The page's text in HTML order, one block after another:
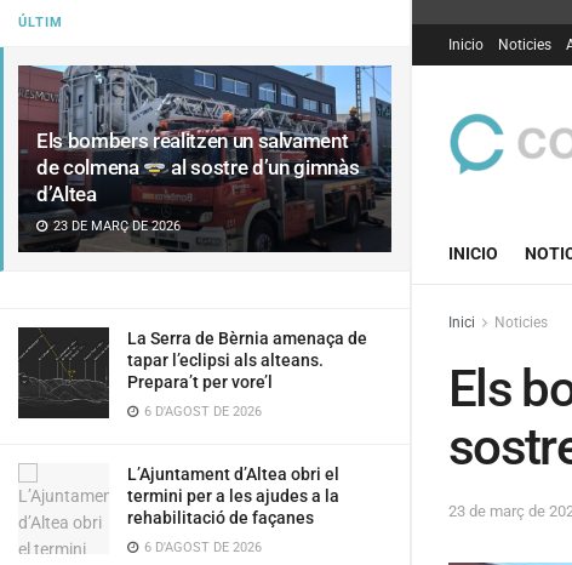
ÚLTIM
Els bombers realitzen un salvament
de colmena
al sostre d’un gimnàs
d’Altea
23 DE MARÇ DE 2026
La Serra de Bèrnia amenaça de
tapar l’eclipsi als alteans.
Prepara’t per vore’l
6 D'AGOST DE 2026
L’Ajuntament d’Altea obri el
termini per a les ajudes a la
rehabilitació de façanes
6 D'AGOST DE 2026
Inicio Noticies
INICIO
Inici Noticies
Els
23 de març de